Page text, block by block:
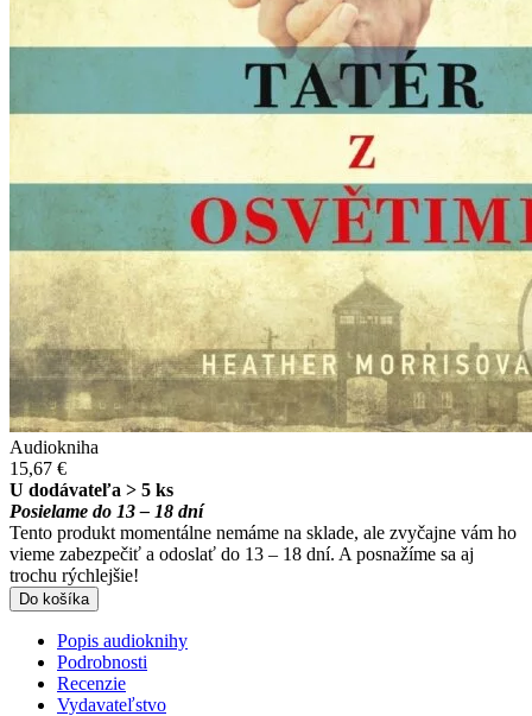
Audiokniha
15,67 €
U dodávateľa > 5 ks
Posielame do 13 – 18 dní
Tento produkt momentálne nemáme na sklade, ale zvyčajne vám ho
vieme zabezpečiť a odoslať do 13 – 18 dní. A posnažíme sa aj
trochu rýchlejšie!
Do košíka
Popis audioknihy
Podrobnosti
Recenzie
Vydavateľstvo